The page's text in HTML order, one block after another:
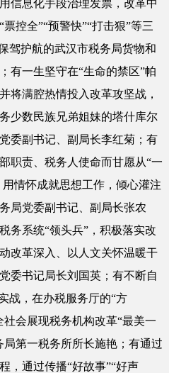
信息化手段治理发票，改革中
控全”“预警快”“打击狠”等三
驾护航的武汉市税务局货物和
有一生坚守在“生命的禁区”帕
将满腔热情投入改革攻坚战，
少数民族兄弟姐妹的塔什库尔
委副书记、副局长李红菊；有
职责、税务人使命而甘愿从“一
用情怀成就思想工作，倾心灌注
局党委副书记、副局长张农
务系统“领头兵”，积极落实改
改革深入、以人文关怀温暖干
委书记局长刘国英；有不断自
战，在办税服务厅的“方
会展现税务机构改革“最美一
局第一税务所所长施艳；有通过
，通过传播“好故事”“好声